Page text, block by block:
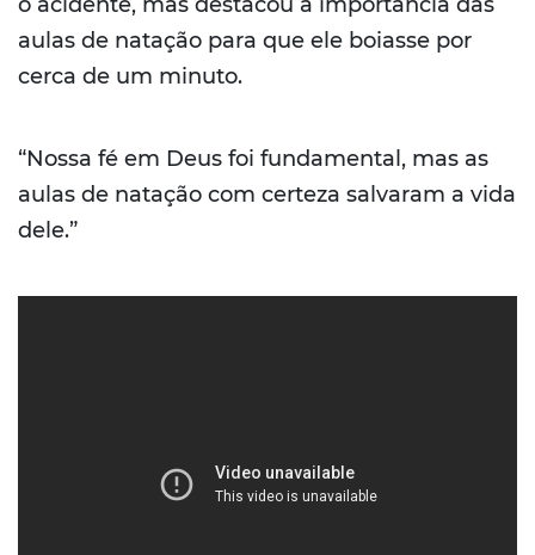
aulas de natação para que ele boiasse por
cerca de um minuto.
“Nossa fé em Deus foi fundamental, mas as
aulas de natação com certeza salvaram a vida
dele.”